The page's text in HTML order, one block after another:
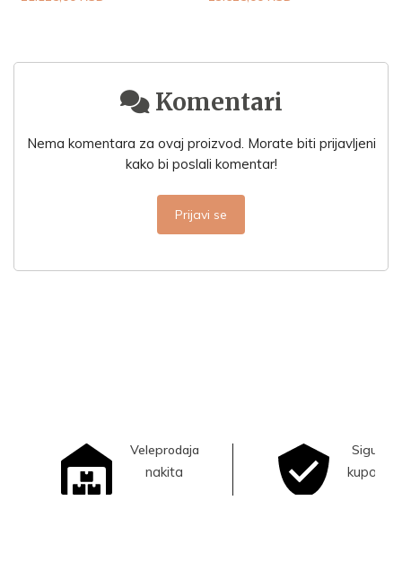
Komentari
Nema komentara za ovaj proizvod. Morate biti prijavljeni
kako bi poslali komentar!
Prijavi se
Veleprodaja
nakita
Sigurna
kupovina